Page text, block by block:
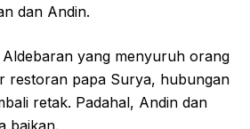
dan Andin.
yang menyuruh orang
restoran papa Surya, hubungan
retak. Padahal, Andin dan